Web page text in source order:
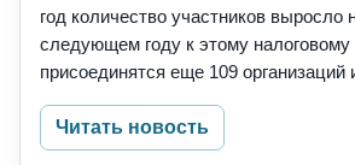
год количество участников выросло
следующем году к этому
присоединятся еще 109 организаций
Читать новость